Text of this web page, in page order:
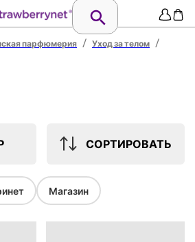
парфюмерия / Уход за телом /
СОРТИРОВАТЬ
Магазин